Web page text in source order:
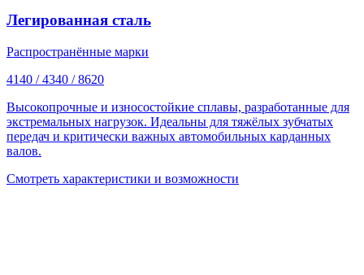
Легированная сталь
Распространённые марки
4140 / 4340 / 8620
Высокопрочные и износостойкие сплавы, разработанные для
экстремальных нагрузок. Идеальны для тяжёлых зубчатых
передач и критически важных автомобильных карданных
валов.
Смотреть характеристики и возможности